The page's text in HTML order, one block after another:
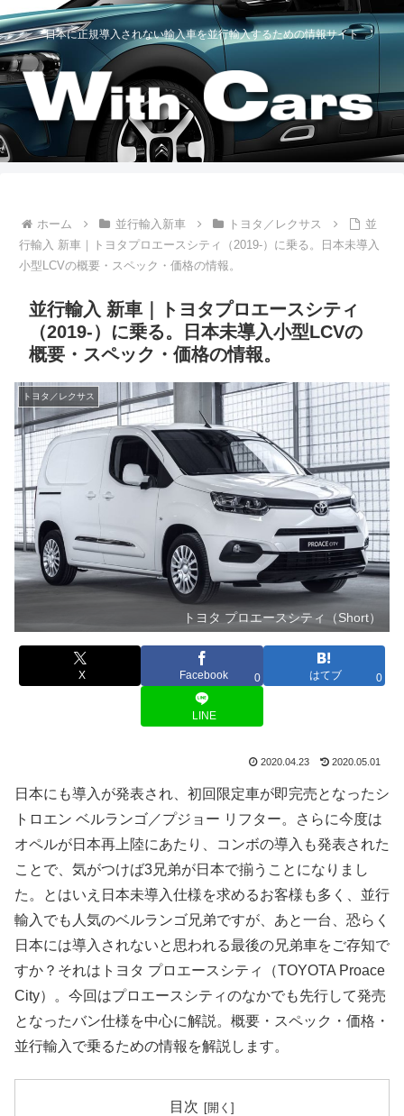
日本に正規導入されない輸入車を並行輸入するための情報サイト
ホーム 並行輸入新車 トヨタ／レクサス
並
行輸入 新車｜トヨタプロエースシティ（2019-）に乗る。日本未導入
小型LCVの概要・スペック・価格の情報。
並行輸入 新車｜トヨタプロエースシティ
（2019-）に乗る。日本未導入小型LCVの
概要・スペック・価格の情報。
トヨタ／レクサス
トヨタ プロエースシティ（Short）
X Facebook 0 はてブ 0
LINE
2020.04.23 2020.05.01
日本にも導入が発表され、初回限定車が即完売となったシ
トロエン ベルランゴ／プジョー リフター。さらに今度は
オペルが日本再上陸にあたり、コンボの導入も発表された
ことで、気がつけば3兄弟が日本で揃うことになりまし
た。とはいえ日本未導入仕様を求めるお客様も多く、並行
輸入でも人気のベルランゴ兄弟ですが、あと一台、恐らく
日本には導入されないと思われる最後の兄弟車をご存知で
すか？それはトヨタ プロエースシティ（TOYOTA Proace
City）。今回はプロエースシティのなかでも先行して発売
となったバン仕様を中心に解説。概要・スペック・価格・
並行輸入で乗るための情報を解説します。
目次